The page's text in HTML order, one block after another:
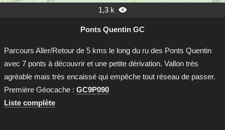
1,3 k 
Ponts Quentin GC
Parcours Aller/Retour de 5 kms le long du ru des Ponts Quentin
avec 7 ponts à découvrir et une petite dérivation. Vallon très
agréable mais très encaissé qui empêche tout réseau de passer.
Première Géocache : GC9P090
Liste complète